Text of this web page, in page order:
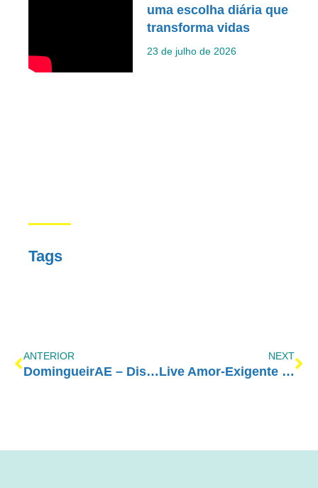
uma escolha diária que
transforma vidas
23 de julho de 2026
Tags
ANTERIOR
DomingueirAE – Disfuncionalidade: Como Lidar
NEXT
Live Amor-Exigente #48 – Autoestima: Uma relação com outros